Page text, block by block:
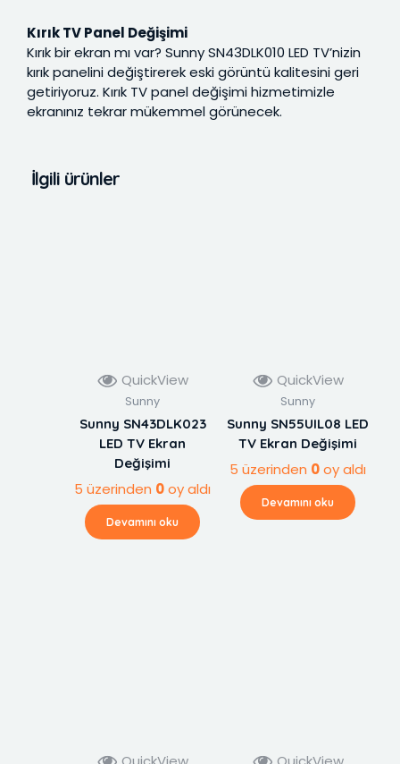
Kırık TV Panel Değişimi
Kırık bir ekran mı var? Sunny SN43DLK010 LED TV’nizin
kırık panelini değiştirerek eski görüntü kalitesini geri
getiriyoruz. Kırık TV panel değişimi hizmetimizle
ekranınız tekrar mükemmel görünecek.
İlgili ürünler
QuickView
Sunny
Sunny SN43DLK023
LED TV Ekran
Değişimi
5 üzerinden 0oy aldı
Devamını oku
QuickView
Sunny
Sunny SN55UIL08 LED
TV Ekran Değişimi
5 üzerinden 0oy aldı
Devamını oku